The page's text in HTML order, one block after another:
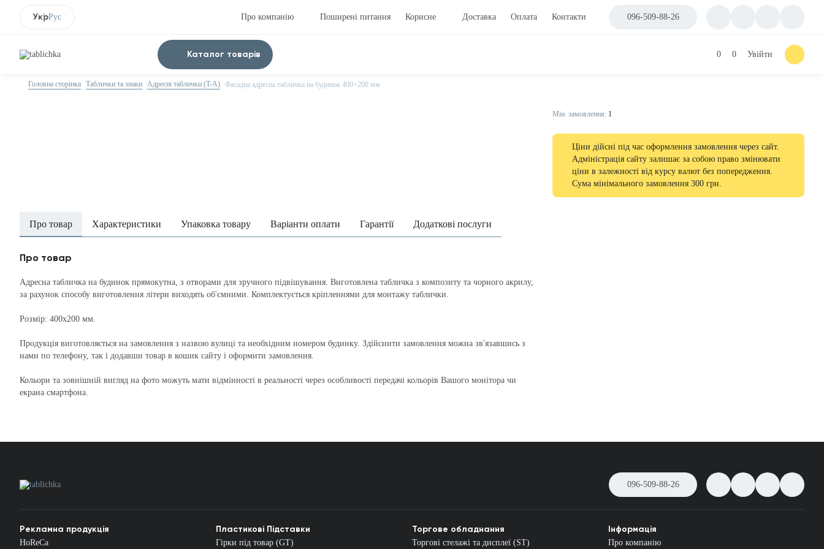
УкрРус Про компанію Поширені питання Корисне Доставка Оплата Контакти 096-509-88-26
Каталог товарів 0 0 Увійти
Головна сторінка Таблички та знаки Адресні таблички (T-A) Фасадна адресна табличка на будинок 400×200 мм
Мін. замовлення: 1
Ціни дійсні під час оформлення замовлення через сайт.
Адміністрація сайту залишає за собою право змінювати
ціни в залежності від курсу валют без попередження.
Сума мінімального замовлення 300 грн.
Про товар Характеристики Упаковка товару Варіанти оплати Гарантії Додаткові послуги
Про товар
Адресна табличка на будинок прямокутна, з отворами для зручного підвішування. Виготовлена табличка з композиту та чорного акрилу,
за рахунок способу виготовлення літери виходять об'ємними. Комплектується кріпленнями для монтажу таблички.
Розмір: 400х200 мм.
Продукція виготовляється на замовлення з назвою вулиці та необхідним номером будинку. Здійснити замовлення можна зв'язавшись з
нами по телефону, так і додавши товар в кошик сайту і оформити замовлення.
Кольори та зовнішній вигляд на фото можуть мати відмінності в реальності через особливості передачі кольорів Вашого монітора чи
екрана смартфона.
096-509-88-26
Рекламна продукція
HoReCa
Пластикові Підставки
Гірки під товар (GT)
Торгове обладнання
Торгові стелажі та дисплеї (ST)
Інформація
Про компанію